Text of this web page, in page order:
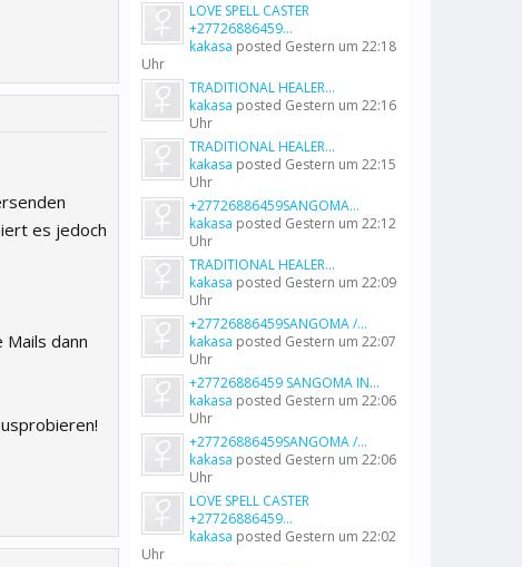
es jedoch
dann
LOVE SPELL CASTER
+27726886459...
kakasa posted Gestern um 22:18
Uhr
TRADITIONAL HEALER...
kakasa posted Gestern um 22:16
Uhr
TRADITIONAL HEALER...
kakasa posted Gestern um 22:15
Uhr
+27726886459SANGOMA...
kakasa posted Gestern um 22:12
Uhr
TRADITIONAL HEALER...
kakasa posted Gestern um 22:09
Uhr
+27726886459SANGOMA /...
kakasa posted Gestern um 22:07
Uhr
+27726886459 SANGOMA IN...
kakasa posted Gestern um 22:06
Uhr
+27726886459SANGOMA /...
kakasa posted Gestern um 22:06
Uhr
LOVE SPELL CASTER
+27726886459...
kakasa posted Gestern um 22:02
Uhr